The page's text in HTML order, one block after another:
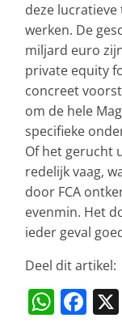
deze
werken. De
miljard euro
private equity
concreet
om de hele
specifieke
Of het gerucht
redelijk vaag,
door FCA
evenmin. Het
ieder geval
Deel dit artikel:
W F